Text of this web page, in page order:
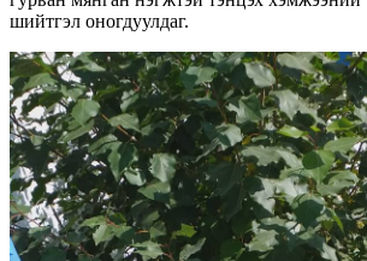
шийтгэл оногдуулдаг.